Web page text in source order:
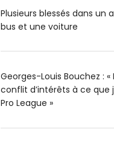
Plusieurs blessés dans un
bus et une voiture
Georges-Louis Bouchez : «
conflit d’intérêts à ce que
Pro League »